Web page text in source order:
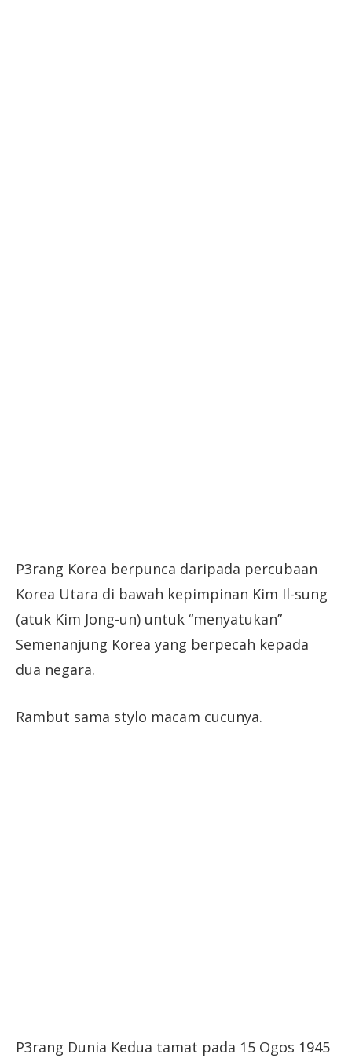
P3rang Korea berpunca daripada percubaan
Korea Utara di bawah kepimpinan Kim Il-sung
(atuk Kim Jong-un) untuk “menyatukan”
Semenanjung Korea yang berpecah kepada
dua negara.
Rambut sama stylo macam cucunya.
P3rang Dunia Kedua tamat pada 15 Ogos 1945